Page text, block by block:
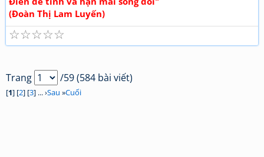
(Đoàn Thị Lam Luyến)
☆
☆
☆
☆
☆
Trang /59 (584 bài viết)
[1] [2] [3] ... ›Sau »Cuối